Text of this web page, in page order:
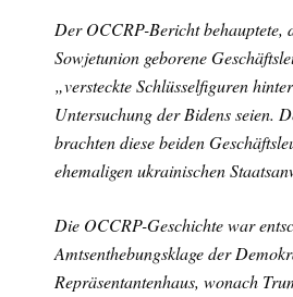
Der OCCRP-Bericht behauptete,
Sowjetunion geborene
„versteckte Schlüsselfiguren
Untersuchung der Bidens seien.
brachten diese beiden
ehemaligen ukrainischen
Die OCCRP-Geschichte war
Amtsenthebungsklage der
Repräsentantenhaus, wonach